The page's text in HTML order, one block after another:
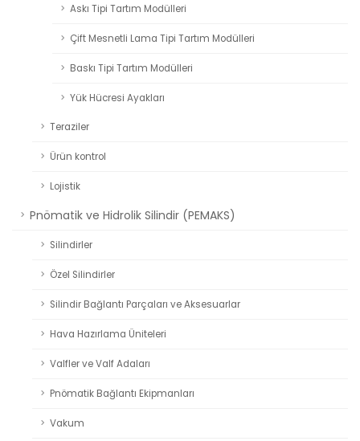
Askı Tipi Tartım Modülleri
Çift Mesnetli Lama Tipi Tartım Modülleri
Baskı Tipi Tartım Modülleri
Yük Hücresi Ayakları
Teraziler
Ürün kontrol
Lojistik
Pnömatik ve Hidrolik Silindir (PEMAKS)
Silindirler
Özel Silindirler
Silindir Bağlantı Parçaları ve Aksesuarlar
Hava Hazırlama Üniteleri
Valfler ve Valf Adaları
Pnömatik Bağlantı Ekipmanları
Vakum